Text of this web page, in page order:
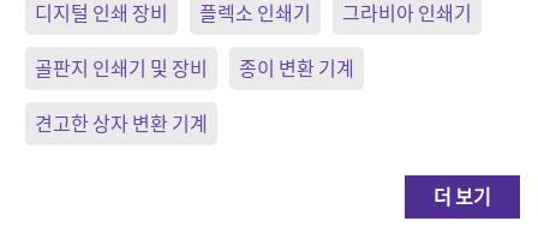
디지털 인쇄 장비 플렉소 인쇄기 그라비아 인쇄기
골판지 인쇄기 및 장비 종이 변환 기계
견고한 상자 변환 기계
더 보기